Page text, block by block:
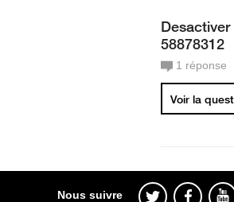
58878312
1 réponse
Voir la
Nous suivre